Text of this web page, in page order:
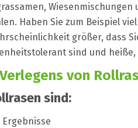
Haben Sie zum Beispiel
größer, dass
sind und
von
sind: